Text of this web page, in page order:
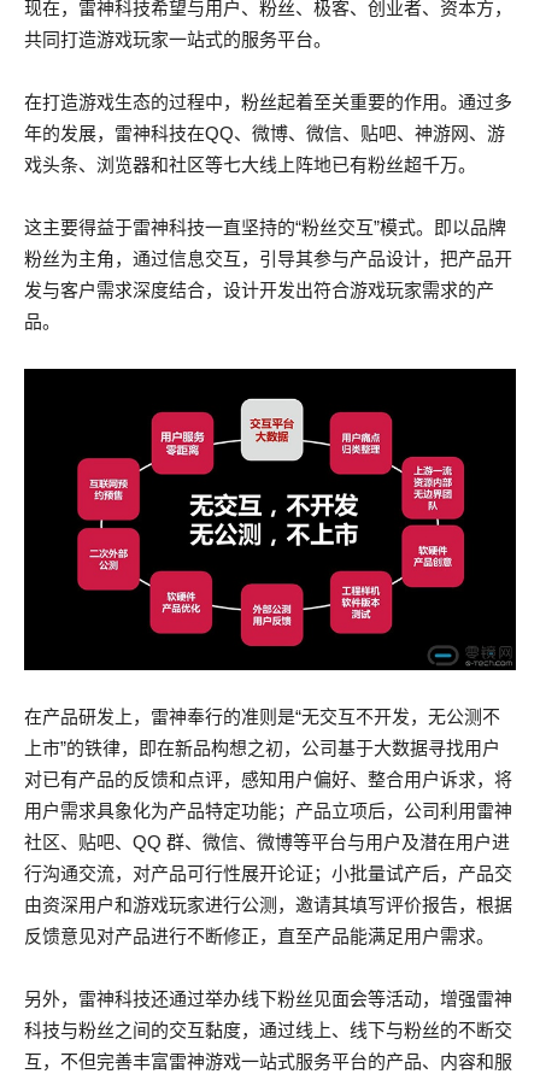
现在，雷神科技希望与用户、粉丝、极客、创业者、资本方，
共同打造游戏玩家一站式的服务平台。
在打造游戏生态的过程中，粉丝起着至关重要的作用。通过多
年的发展，雷神科技在QQ、微博、微信、贴吧、神游网、游
戏头条、浏览器和社区等七大线上阵地已有粉丝超千万。
这主要得益于雷神科技一直坚持的“粉丝交互”模式。即以品牌
粉丝为主角，通过信息交互，引导其参与产品设计，把产品开
发与客户需求深度结合，设计开发出符合游戏玩家需求的产
品。
在产品研发上，雷神奉行的准则是“无交互不开发，无公测不
上市”的铁律，即在新品构想之初，公司基于大数据寻找用户
对已有产品的反馈和点评，感知用户偏好、整合用户诉求，将
用户需求具象化为产品特定功能；产品立项后，公司利用雷神
社区、贴吧、QQ 群、微信、微博等平台与用户及潜在用户进
行沟通交流，对产品可行性展开论证；小批量试产后，产品交
由资深用户和游戏玩家进行公测，邀请其填写评价报告，根据
反馈意见对产品进行不断修正，直至产品能满足用户需求。
另外，雷神科技还通过举办线下粉丝见面会等活动，增强雷神
科技与粉丝之间的交互黏度，通过线上、线下与粉丝的不断交
互，不但完善丰富雷神游戏一站式服务平台的产品、内容和服